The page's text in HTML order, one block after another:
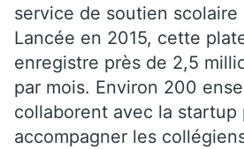
service de soutien scolaire
Lancée en 2015, cette
enregistre près de 2,5
par mois. Environ 200
collaborent avec la startup
accompagner les